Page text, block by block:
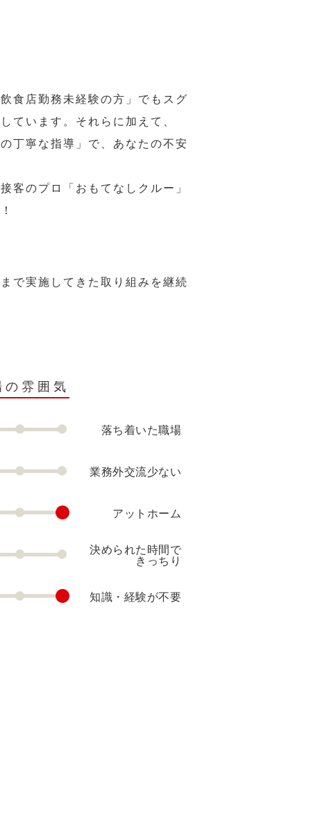
食店勤務未経験の方」でもスグ
ています。それらに加えて、
丁寧な指導」で、あなたの不安
客のプロ「おもてなしクルー」
で実施してきた取り組みを継続
の雰囲気
落ち着いた職場
業務外交流少ない
アットホーム
決められた時間で
きっちり
知識・経験が不要